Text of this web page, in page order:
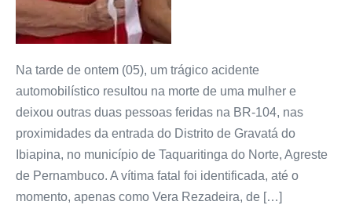
Na tarde de ontem (05), um trágico acidente
automobilístico resultou na morte de uma mulher e
deixou outras duas pessoas feridas na BR-104, nas
proximidades da entrada do Distrito de Gravatá do
Ibiapina, no município de Taquaritinga do Norte, Agreste
de Pernambuco. A vítima fatal foi identificada, até o
momento, apenas como Vera Rezadeira, de […]